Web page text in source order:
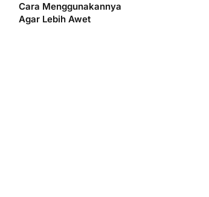
Cara Menggunakannya
Agar Lebih Awet